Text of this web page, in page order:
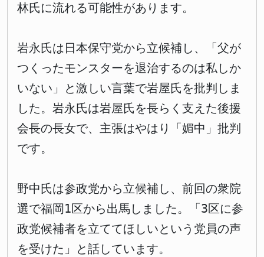
林氏に流れる可能性があります。
岩永氏は日本保守党から立候補し、「父が
つくったモンスターを退治するのは私しか
いない」と激しい言葉で岩屋氏を批判しま
した。岩永氏は岩屋氏を長らく支えた後援
会長の長女で、主張はやはり「媚中」批判
です。
野中氏は参政党から立候補し、前回の衆院
選で福岡1区から出馬しました。「3区に参
政党候補者を立ててほしいという党員の声
を受けた」と話しています。